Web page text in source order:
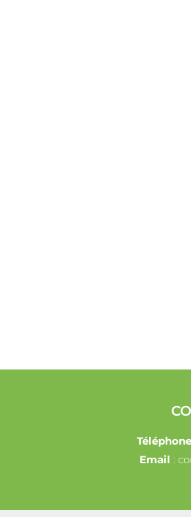
Téléphone
Email :